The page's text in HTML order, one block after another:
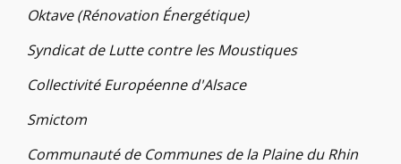
Oktave (Rénovation Énergétique)
Syndicat de Lutte contre les Moustiques
Collectivité Européenne d'Alsace
Smictom
Communauté de Communes de la Plaine du Rhin